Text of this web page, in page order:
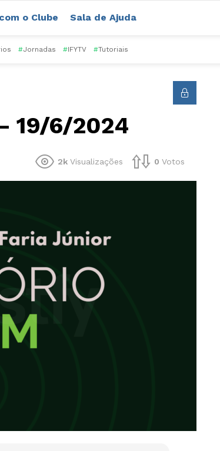
o Clube Sala de Ajuda
#Jornadas #IFYTV #Tutoriais
19/6/2024
2k Visualizações 0 Votos